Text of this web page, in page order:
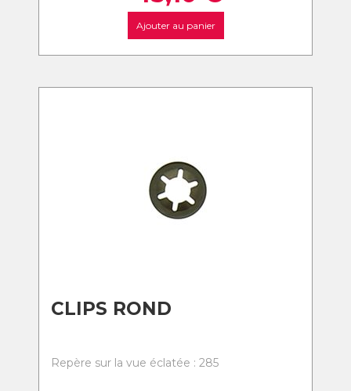
Ajouter au panier
CLIPS ROND
Repère sur la vue éclatée : 285